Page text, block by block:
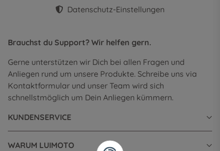
Datenschutz-Einstellungen
Brauchst du Support? Wir helfen gern.
Gerne unterstützen wir Dich bei allen Fragen und
Anliegen rund um unsere Produkte. Schreibe uns via
Kontaktformular und unser Team wird sich
schnellstmöglich um Dein Anliegen kümmern.
KUNDENSERVICE
WARUM LUIMOTO